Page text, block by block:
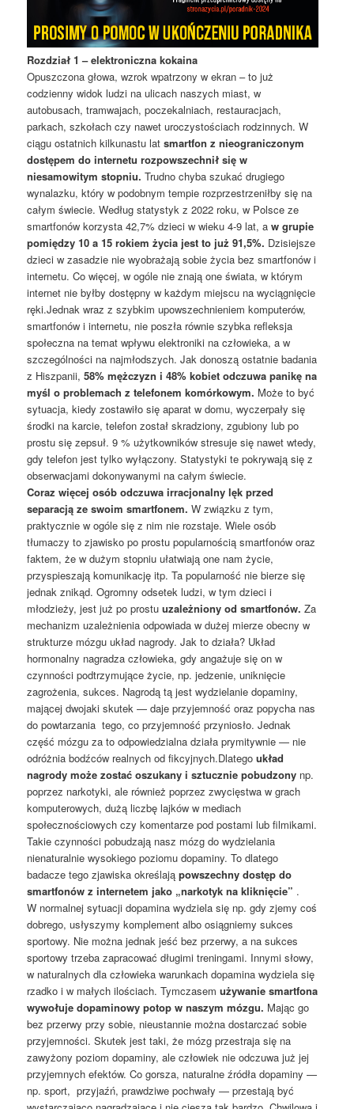
Rozdział 1 – elektroniczna kokaina
Opuszczona głowa, wzrok wpatrzony w ekran – to już
codzienny widok ludzi na ulicach naszych miast, w
autobusach, tramwajach, poczekalniach, restauracjach,
parkach, szkołach czy nawet uroczystościach rodzinnych. W
ciągu ostatnich kilkunastu latsmartfon z nieograniczonym
dostępem do internetu rozpowszechnił się w
niesamowitym stopniu. Trudno chyba szukać drugiego
wynalazku, który w podobnym tempie rozprzestrzeniłby się na
całym świecie. Według statystyk z 2022 roku, w Polsce ze
smartfonów korzysta 42,7% dzieci w wieku 4-9 lat, aw grupie
pomiędzy 10 a 15 rokiem życia jest to już 91,5%. Dzisiejsze
dzieci w zasadzie nie wyobrażają sobie życia bez smartfonów i
internetu. Co więcej, w ogóle nie znają one świata, w którym
internet nie byłby dostępny w każdym miejscu na wyciągnięcie
ręki.Jednak wraz z szybkim upowszechnieniem komputerów,
smartfonów i internetu, nie poszła równie szybka refleksja
społeczna na temat wpływu elektroniki na człowieka, a w
szczególności na najmłodszych. Jak donoszą ostatnie badania
z Hiszpanii,58% mężczyzn i 48% kobiet odczuwa panikę na
myśl o problemach z telefonem komórkowym. Może to być
sytuacja, kiedy zostawiło się aparat w domu, wyczerpały się
środki na karcie, telefon został skradziony, zgubiony lub po
prostu się zepsuł. 9 % użytkowników stresuje się nawet wtedy,
gdy telefon jest tylko wyłączony. Statystyki te pokrywają się z
obserwacjami dokonywanymi na całym świecie.
Coraz więcej osób odczuwa irracjonalny lęk przed
separacją ze swoim smartfonem. W związku z tym,
praktycznie w ogóle się z nim nie rozstaje. Wiele osób
tłumaczy to zjawisko po prostu popularnością smartfonów oraz
faktem, że w dużym stopniu ułatwiają one nam życie,
przyspieszają komunikację itp. Ta popularność nie bierze się
jednak znikąd. Ogromny odsetek ludzi, w tym dzieci i
młodzieży, jest już po prostuuzależniony od smartfonów. Za
mechanizm uzależnienia odpowiada w dużej mierze obecny w
strukturze mózgu układ nagrody. Jak to działa? Układ
hormonalny nagradza człowieka, gdy angażuje się on w
czynności podtrzymujące życie, np. jedzenie, uniknięcie
zagrożenia, sukces. Nagrodą tą jest wydzielanie dopaminy,
mającej dwojaki skutek — daje przyjemność oraz popycha nas
do powtarzania tego, co przyjemność przyniosło. Jednak
część mózgu za to odpowiedzialna działa prymitywnie — nie
odróżnia bodźców realnych od fikcyjnych.Dlategoukład
nagrody może zostać oszukany i sztucznie pobudzony np.
poprzez narkotyki, ale również poprzez zwycięstwa w grach
komputerowych, dużą liczbę lajków w mediach
społecznościowych czy komentarze pod postami lub filmikami.
Takie czynności pobudzają nasz mózg do wydzielania
nienaturalnie wysokiego poziomu dopaminy. To dlatego
badacze tego zjawiska określająpowszechny dostęp do
smartfonów z internetem jako „narkotyk na kliknięcie” .
W normalnej sytuacji dopamina wydziela się np. gdy zjemy coś
dobrego, usłyszymy komplement albo osiągniemy sukces
sportowy. Nie można jednak jeść bez przerwy, a na sukces
sportowy trzeba zapracować długimi treningami. Innymi słowy,
w naturalnych dla człowieka warunkach dopamina wydziela się
rzadko i w małych ilościach. Tymczasemużywanie smartfona
wywołuje dopaminowy potop w naszym mózgu. Mając go
bez przerwy przy sobie, nieustannie można dostarczać sobie
przyjemności. Skutek jest taki, że mózg przestraja się na
zawyżony poziom dopaminy, ale człowiek nie odczuwa już jej
przyjemnych efektów. Co gorsza, naturalne źródła dopaminy —
np. sport, przyjaźń, prawdziwe pochwały — przestają być